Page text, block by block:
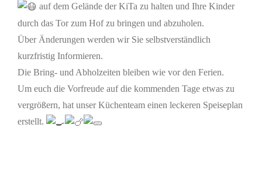
auf dem Gelände der KiTa zu halten und Ihre Kinder
durch das Tor zum Hof zu bringen und abzuholen.
Über Änderungen werden wir Sie selbstverständlich
kurzfristig Informieren.
Die Bring- und Abholzeiten bleiben wie vor den Ferien.
Um euch die Vorfreude auf die kommenden Tage etwas zu
vergrößern, hat unser Küchenteam einen leckeren Speiseplan
erstellt.